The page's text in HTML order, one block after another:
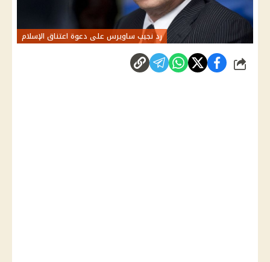
رد نجيب ساويرس على دعوة اعتناق الإسلام
شارك